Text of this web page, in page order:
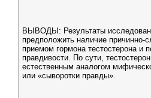
ВЫВОДЫ: Результаты
предположить наличие причинно-
приемом гормона тестостерона и
правдивости. По сути,
естественным аналогом
или «сыворотки правды».